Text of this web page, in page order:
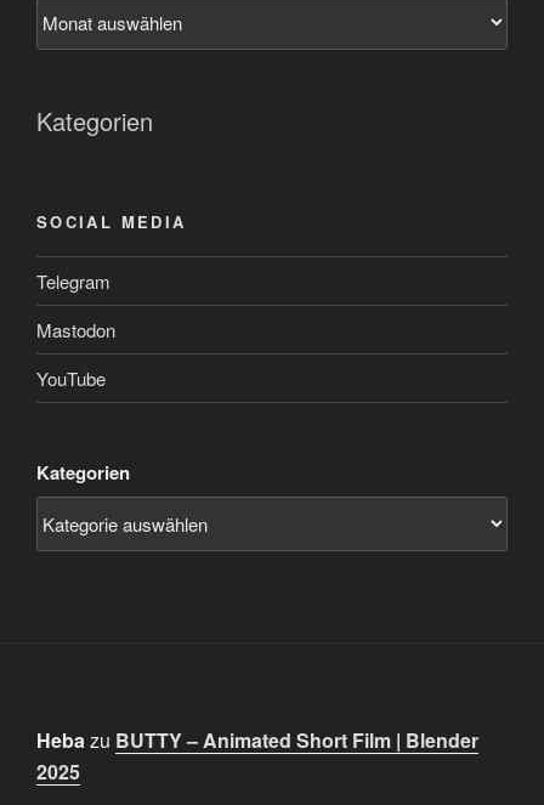
Kategorien
SOCIAL MEDIA
Telegram
Mastodon
YouTube
Kategorien
Hebazu BUTTY – Animated Short Film | Blender
2025